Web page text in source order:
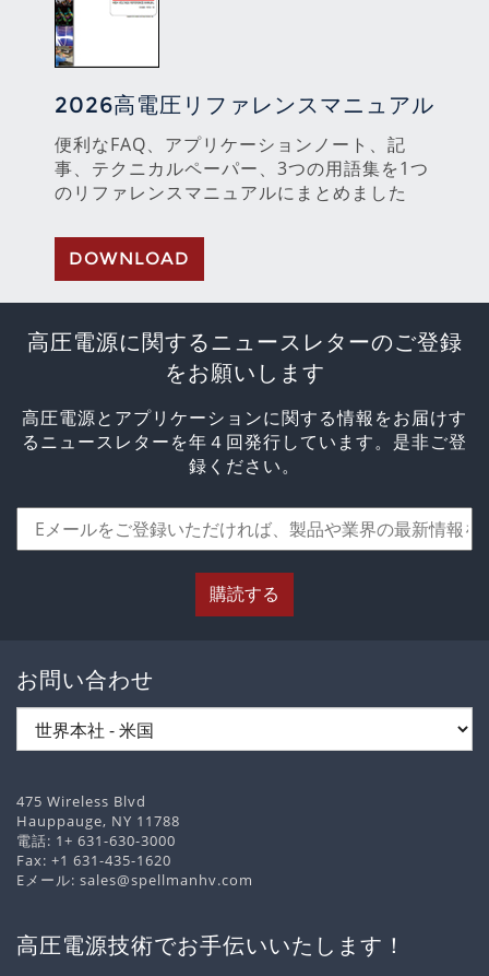
2026高電圧リファレンスマニュアル
便利なFAQ、アプリケーションノート、記
事、テクニカルペーパー、3つの用語集を1つ
のリファレンスマニュアルにまとめました
DOWNLOAD
高圧電源に関するニュースレターのご登録
をお願いします
高圧電源とアプリケーションに関する情報をお届けす
るニュースレターを年４回発行しています。是非ご登
録ください。
購読する
お問い合わせ
475 Wireless Blvd
Hauppauge, NY 11788
電話: 1+ 631-630-3000
Fax: +1 631-435-1620
Eメール: sales@spellmanhv.com
高圧電源技術でお手伝いいたします！